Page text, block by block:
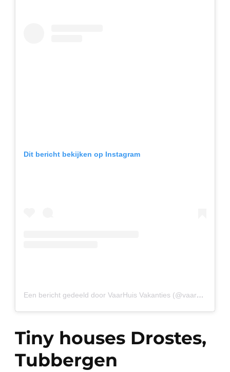
Dit bericht bekijken op Instagram
Een bericht gedeeld door VaarHuis Vakanties (@vaarhuis)
Tiny houses Drostes,
Tubbergen